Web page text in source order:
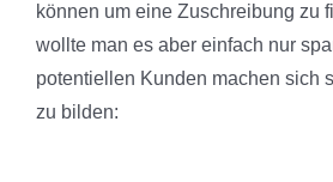
können um eine Zuschreibung zu
wollte man es aber einfach nur
potentiellen Kunden machen sich
zu bilden: